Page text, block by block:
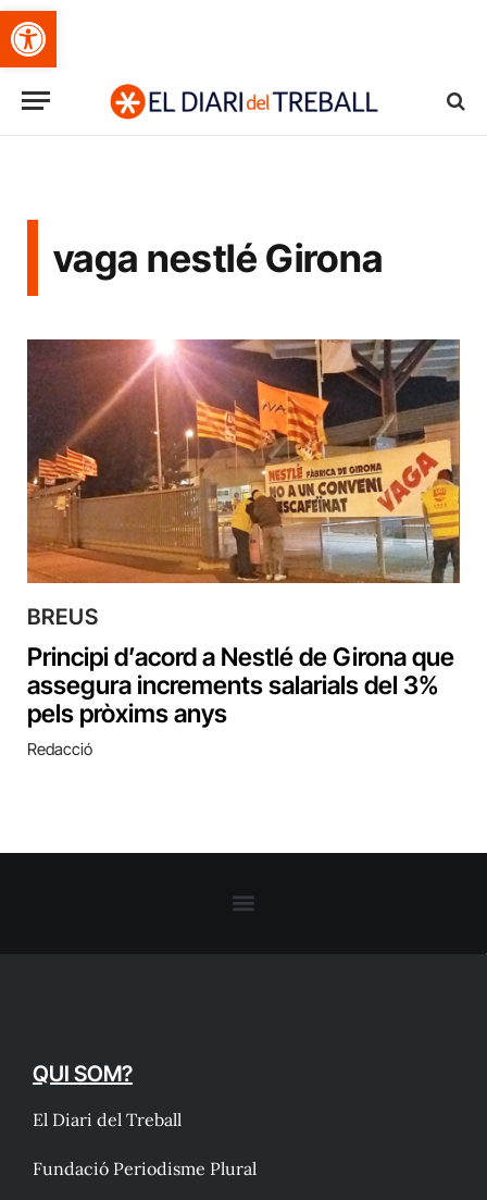
Obre la barra d'eines
vaga nestlé Girona
BREUS
Principi d’acord a Nestlé de Girona que
assegura increments salarials del 3%
pels pròxims anys
Redacció
QUI SOM?
El Diari del Treball
Fundació Periodisme Plural